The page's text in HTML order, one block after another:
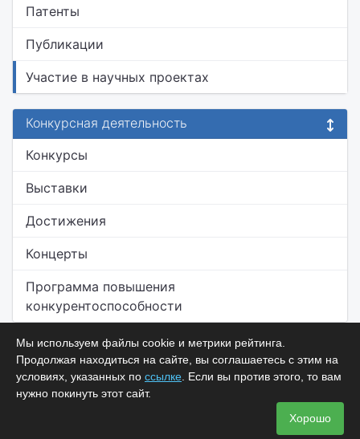
Патенты
Публикации
Участие в научных проектах
Конкурсная деятельность
Конкурсы
Выставки
Достижения
Концерты
Программа повышения
конкурентоспособности
Мы используем файлы cookie и метрики рейтинга.
Продолжая находиться на сайте, вы соглашаетесь с этим на
условиях, указанных по ссылке . Если вы против этого, то вам
нужно покинуть этот сайт.
Хорошо